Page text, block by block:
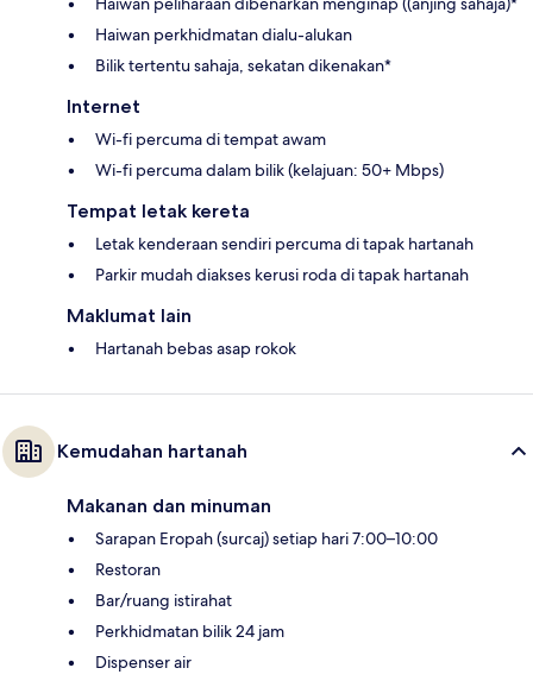
Haiwan perkhidmatan dialu-alukan
Bilik tertentu sahaja, sekatan dikenakan*
Internet
Wi-fi percuma di tempat awam
Wi-fi percuma dalam bilik (kelajuan: 50+ Mbps)
Tempat letak kereta
Letak kenderaan sendiri percuma di tapak hartanah
Parkir mudah diakses kerusi roda di tapak hartanah
Maklumat lain
Hartanah bebas asap rokok
Kemudahan hartanah
Makanan dan minuman
Sarapan Eropah (surcaj) setiap hari 7:00–10:00
Restoran
Bar/ruang istirahat
Perkhidmatan bilik 24 jam
Dispenser air